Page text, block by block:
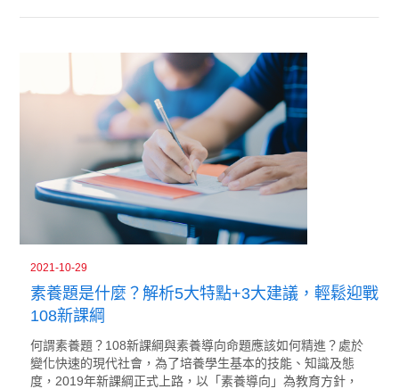
2021-10-29
素養題是什麼？解析5大特點+3大建議，輕鬆迎戰
108新課綱
何謂素養題？108新課綱與素養導向命題應該如何精進？處於
變化快速的現代社會，為了培養學生基本的技能、知識及態
度，2019年新課綱正式上路，以「素養導向」為教育方針，